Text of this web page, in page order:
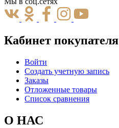
Кабинет покупателя
Войти
Создать учетную запись
Заказы
Отложенные товары
Список сравнения
О НАС